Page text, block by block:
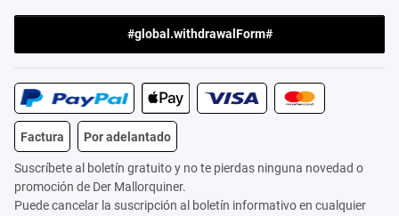
#global.withdrawalForm#
Factura Por adelantado
Suscríbete al boletín gratuito y no te pierdas ninguna novedad o
promoción de Der Mallorquiner.
Puede cancelar la suscripción al boletín informativo en cualquier